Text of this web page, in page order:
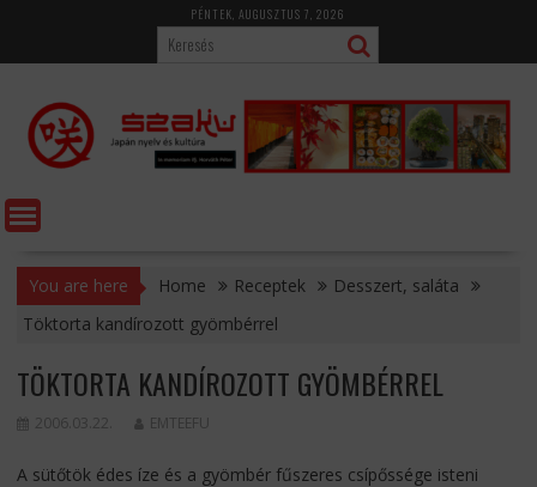
content
PÉNTEK, AUGUSZTUS 7, 2026
You are here Home Receptek
Desszert, saláta
Töktorta kandírozott gyömbérrel
TÖKTORTA KANDÍROZOTT GYÖMBÉRREL
2006.03.22. EMTEEFU
A sütőtök édes íze és a gyömbér fűszeres csípőssége isteni